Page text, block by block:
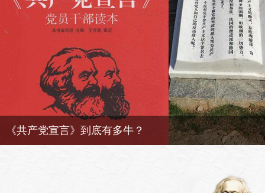
雕像让“马克思变得栩栩如